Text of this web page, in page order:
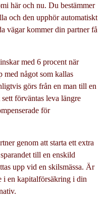
här och nu. Du bestämmer
och den upphör automatiskt
vägar kommer din partner få
med 6 procent när
med något som kallas
görs från en man till en
förväntas leva längre
för
genom att starta ett extra
till en enskild
upp vid en skilsmässa. Är
i en kapitalförsäkring i din